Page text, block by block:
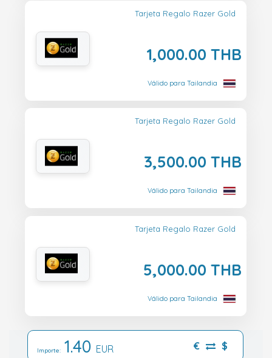
Tarjeta Regalo Razer Gold
1,000.00 THB
Válido para Tailandia
Tarjeta Regalo Razer Gold
3,500.00 THB
Válido para Tailandia
Tarjeta Regalo Razer Gold
5,000.00 THB
Válido para Tailandia
Importe: 1.40 EUR € $